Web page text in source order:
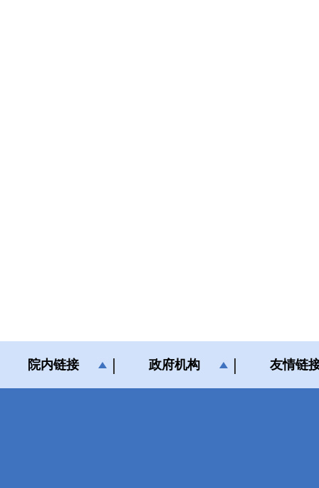
院内链接 政府机构 友情链